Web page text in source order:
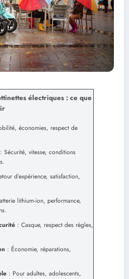
électriques : ce que
économies, respect de
vitesse, conditions
d’expérience, satisfaction,
lithium-ion, performance,
: Casque, respect des règles,
: Économie, réparations,
: Pour adultes, adolescents,